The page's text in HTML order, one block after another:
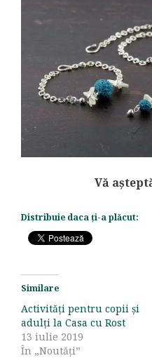
Vă
Distribuie daca ți-a plăcut:
Similare
Activități pentru copii și
adulți la Casa cu Rost
13 iulie 2019
În „Noutăți”